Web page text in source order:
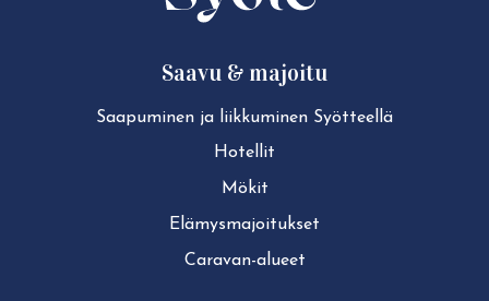
Saavu & majoitu
Saapuminen ja liikkuminen Syötteellä
Hotellit
Mökit
Elä­mys­ma­joi­tuk­set
Caravan-alueet